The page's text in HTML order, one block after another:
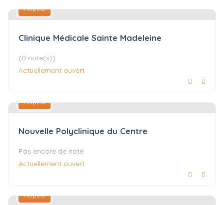
Hôpital
Clinique Médicale Sainte Madeleine
(0 note(s))
Actuellement ouvert
Hôpital
Nouvelle Polyclinique du Centre
Pas encore de note
Actuellement ouvert
Hôpital